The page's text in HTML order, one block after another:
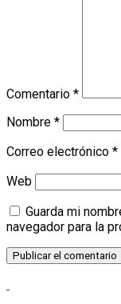
Comentario *
Nombre *
Correo electrónico *
Web
Guarda mi
navegador para la